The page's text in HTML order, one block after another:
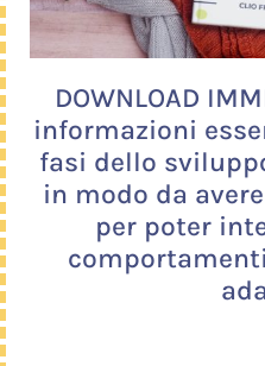
DOWNLOAD
informazioni
fasi dello
in modo da
per poter